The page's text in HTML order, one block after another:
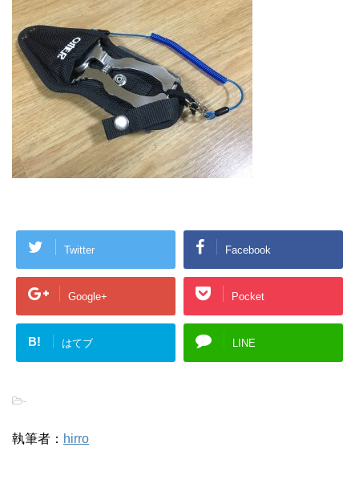
Twitter Facebook
Google+ Pocket
B! はてブ LINE
-
執筆者： hirro